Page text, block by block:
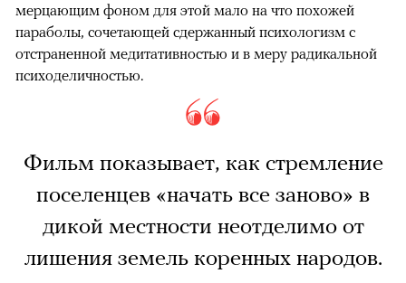
мерцающим фоном для этой мало на что похожей
параболы, сочетающей сдержанный психологизм с
отстраненной медитативностью и в меру радикальной
психоделичностью.
Фильм показывает, как стремление
поселенцев «начать все заново» в
дикой местности неотделимо от
лишения земель коренных народов.